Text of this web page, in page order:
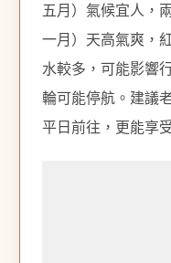
五月）氣候宜人，
一月）天高氣爽，
水較多，可能影響
輪可能停航。建議
平日前往，更能享